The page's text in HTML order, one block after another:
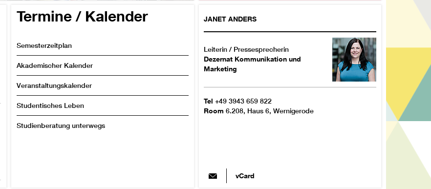
Termine / Kalender
Semesterzeitplan
Akademischer Kalender
Veranstaltungskalender
Studentisches Leben
Studienberatung unterwegs
JANET ANDERS
Leiterin / Pressesprecherin
Dezernat Kommunikation und
Marketing
Tel +49 3943 659 822
Room 6.208, Haus 6, Wernigerode
vCard